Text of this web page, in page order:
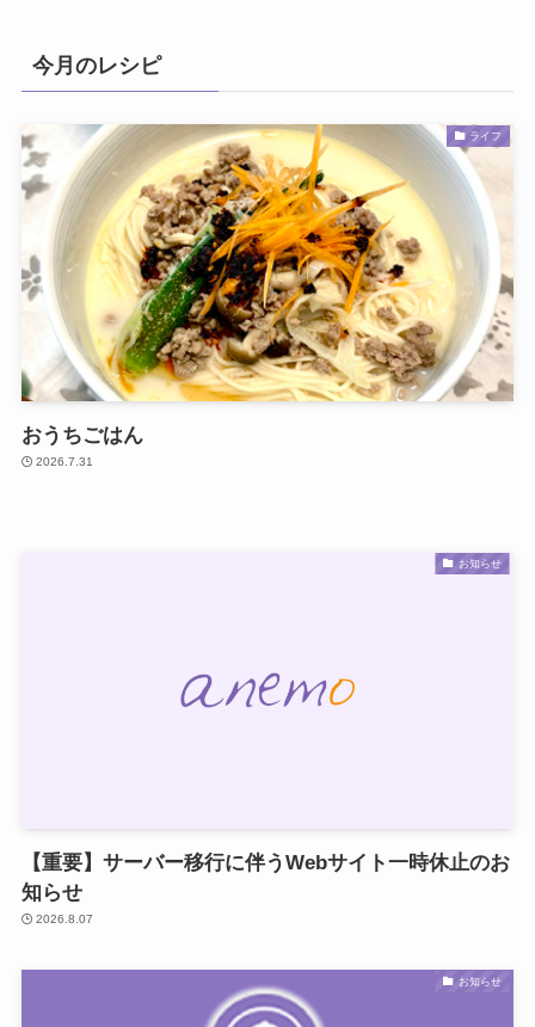
今月のレシピ
ライフ
おうちごはん
2026.7.31
お知らせ
【重要】サーバー移行に伴うWebサイト一時休止のお
知らせ
2026.8.07
お知らせ